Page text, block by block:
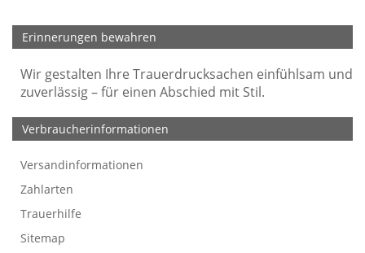
Erinnerungen bewahren
Wir gestalten Ihre Trauerdrucksachen einfühlsam und
zuverlässig – für einen Abschied mit Stil.
Verbraucherinformationen
Versandinformationen
Zahlarten
Trauerhilfe
Sitemap
Werbefreie Trauerkarten
Tipps
So bestellen Sie
Preise und Muster
Texte für Trauerkarten
Texte für Kondolenzkarten